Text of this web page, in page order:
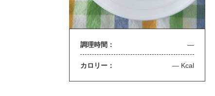
調理時間： —
カロリー： — Kcal